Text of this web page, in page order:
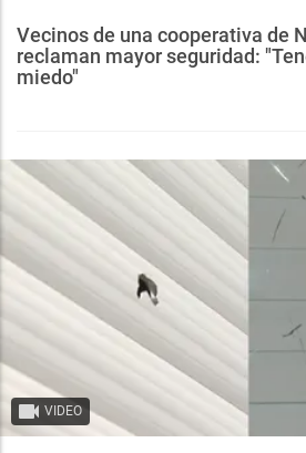
Vecinos de una cooperativa de
reclaman mayor seguridad:
miedo"
VIDEO